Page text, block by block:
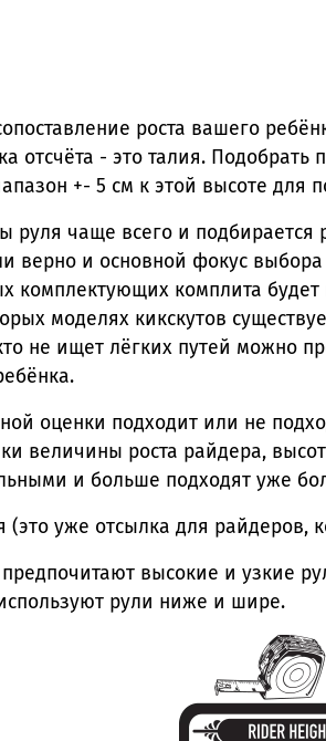
роста вашего
отсчёта - это талия.
+- 5 см к этой высоте для
руля чаще всего и
верно и основной фокус
комплектующих комплита
моделях кикскутов
не ищет лёгких путей можно
оценки подходит или не
величины роста райдера,
и больше подходят уже
(это уже отсылка для
предпочитают высокие и узкие
рули ниже и шире.